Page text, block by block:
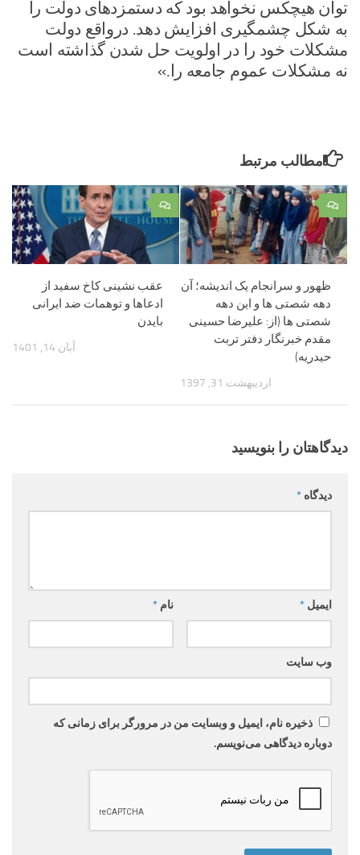
توان هیچکس نخواهد بود که دستمزد‌های دولت را
به شکل چشمگیری افزایش دهد. درواقع دولت
مشکلات خود را در اولویت حل شدن گذاشته است
نه مشکلات عموم جامعه را.»
مطالب مرتبط
۰
عقب نشینی کاخ سفید از
ادعاها و توهمات ضد ایرانی
بایدن
آبان 14, 1401
۰
ظهور و سرانجام یک اندیشه؛ آن
دهه شصتی ها و این دهه
شصتی ها (از: علیرضا حسینی
مقدم خبرنگار دفتر تربت
حیدریه)
اردیبهشت 31, 1397
دیدگاهتان را بنویسید
دیدگاه *
نام * ایمیل *
وب‌ سایت
ذخیره نام، ایمیل و وبسایت من در مرورگر برای زمانی که
دوباره دیدگاهی می‌نویسم.